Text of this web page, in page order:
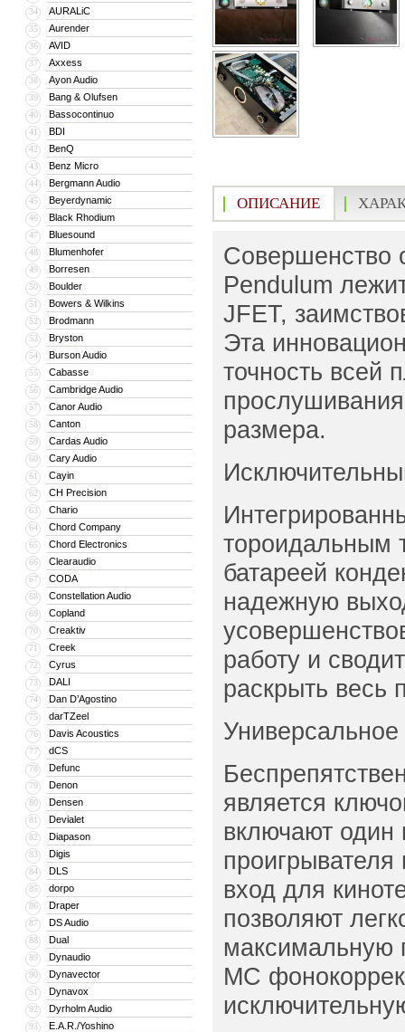
34 AURALiC
35 Aurender
36 AVID
37 Axxess
38 Ayon Audio
39 Bang & Olufsen
40 Bassocontinuo
41 BDI
42 BenQ
43 Benz Micro
44 Bergmann Audio
45 Beyerdynamic
46 Black Rhodium
47 Bluesound
48 Blumenhofer
49 Borresen
50 Boulder
51 Bowers & Wilkins
52 Brodmann
53 Bryston
54 Burson Audio
55 Cabasse
56 Cambridge Audio
57 Canor Audio
58 Canton
59 Cardas Audio
60 Cary Audio
61 Cayin
62 CH Precision
63 Chario
64 Chord Company
65 Chord Electronics
66 Clearaudio
67 CODA
68 Constellation Audio
69 Copland
70 Creaktiv
71 Creek
72 Cyrus
73 DALI
74 Dan D’Agostino
75 darTZeel
76 Davis Acoustics
77 dCS
78 Defunc
79 Denon
80 Densen
81 Devialet
82 Diapason
83 Digis
84 DLS
85 dorpo
86 Draper
87 DS Audio
88 Dual
89 Dynaudio
90 Dynavector
91 Dynavox
92 Dyrholm Audio
93 E.A.R./Yoshino
ОПИСАНИЕ
Совершенство
Pendulum
JFET,
Эта
точность всей
размера.
тороидальным
батареей
надежную
работу и
раскрыть весь
является
включают один
вход для
позволяют
максимальную
МС